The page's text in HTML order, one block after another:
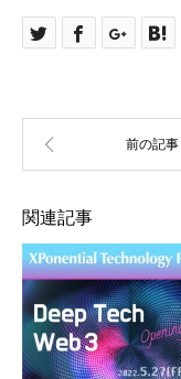
関連記事